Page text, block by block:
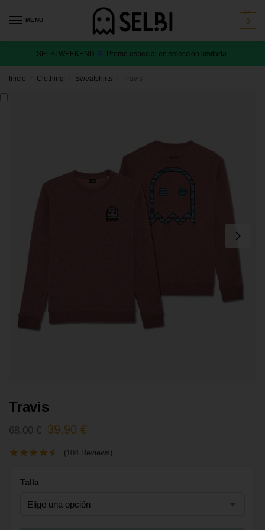
MENU 0
SELBI WEEKEND Promo especial en selección limitada.
Inicio Clothing Sweatshirts Travis
Travis
68,00€ 39,90 €
(104 Reviews)
Talla